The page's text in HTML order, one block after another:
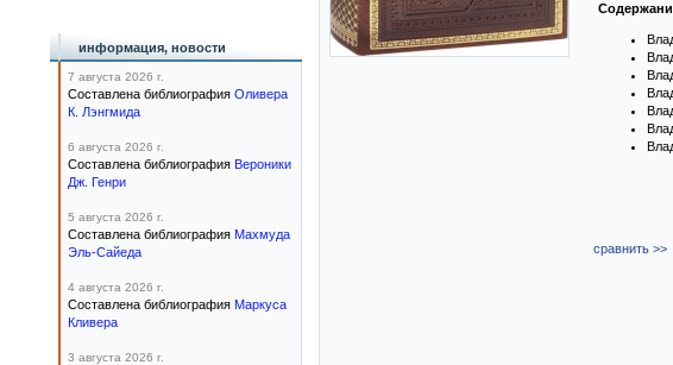
сравнить >>
информация, новости
7 августа 2026 г.
Составлена библиография Оливера
К. Лэнгмида
6 августа 2026 г.
Составлена библиография Вероники
Дж. Генри
5 августа 2026 г.
Составлена библиография Махмуда
Эль-Сайеда
4 августа 2026 г.
Составлена библиография Маркуса
Кливера
3 августа 2026 г.